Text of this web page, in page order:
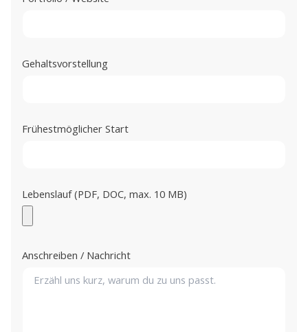
Gehaltsvorstellung
Frühestmöglicher Start
Lebenslauf (PDF, DOC, max. 10 MB)
Anschreiben / Nachricht